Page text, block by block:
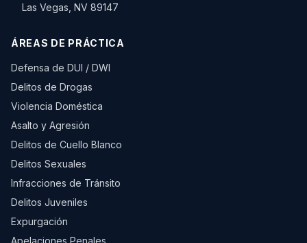
Las Vegas, NV 89147
ÁREAS DE PRÁCTICA
Defensa de DUI / DWI
Delitos de Drogas
Violencia Doméstica
Asalto y Agresión
Delitos de Cuello Blanco
Delitos Sexuales
Infracciones de Tránsito
Delitos Juveniles
Expurgación
Apelaciones Penales